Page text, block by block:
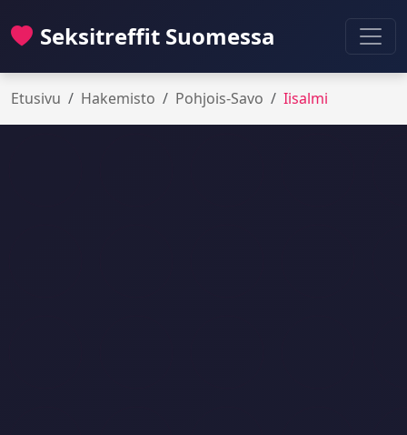
Seksitreffit Suomessa
Etusivu Hakemisto Pohjois-Savo Iisalmi